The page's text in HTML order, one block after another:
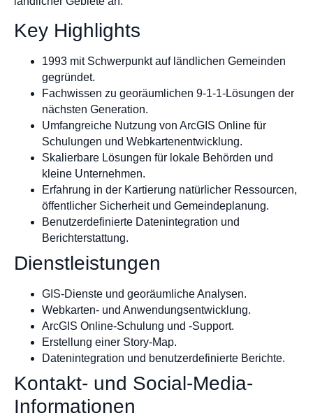
Key Highlights
1993 mit Schwerpunkt auf ländlichen Gemeinden
gegründet.
Fachwissen zu georäumlichen 9-1-1-Lösungen der
nächsten Generation.
Umfangreiche Nutzung von ArcGIS Online für
Schulungen und Webkartenentwicklung.
Skalierbare Lösungen für lokale Behörden und
kleine Unternehmen.
Erfahrung in der Kartierung natürlicher Ressourcen,
öffentlicher Sicherheit und Gemeindeplanung.
Benutzerdefinierte Datenintegration und
Berichterstattung.
Dienstleistungen
GIS-Dienste und georäumliche Analysen.
Webkarten- und Anwendungsentwicklung.
ArcGIS Online-Schulung und -Support.
Erstellung einer Story-Map.
Datenintegration und benutzerdefinierte Berichte.
Kontakt- und Social-Media-
Informationen